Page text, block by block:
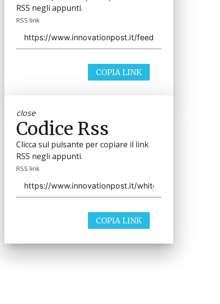
RSS negli appunti.
RSS link
COPIA LINK
close
Codice Rss
Clicca sul pulsante per copiare il link
RSS negli appunti.
RSS link
COPIA LINK